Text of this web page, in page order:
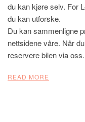
du kan kjøre selv. For
du kan utforske.
Du kan sammenligne
nettsidene våre. Når
reservere bilen via oss.
READ MORE